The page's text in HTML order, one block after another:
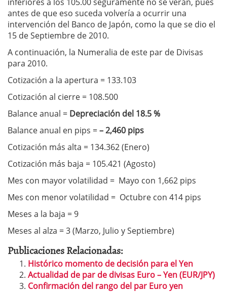
antes de que eso suceda volvería a ocurrir una
intervención del Banco de Japón, como la que se dio el
15 de Septiembre de 2010.
A continuación, la Numeralia de este par de Divisas
para 2010.
Cotización a la apertura = 133.103
Cotización al cierre = 108.500
Balance anual = Depreciación del 18.5 %
Balance anual en pips =– 2,460 pips
Cotización más alta = 134.362 (Enero)
Cotización más baja = 105.421 (Agosto)
Mes con mayor volatilidad = Mayo con 1,662 pips
Mes con menor volatilidad = Octubre con 414 pips
Meses a la baja = 9
Meses al alza = 3 (Marzo, Julio y Septiembre)
Publicaciones Relacionadas:
Histórico momento de decisión para el Yen
Actualidad de par de divisas Euro – Yen (EUR/JPY)
Confirmación del rango del par Euro yen